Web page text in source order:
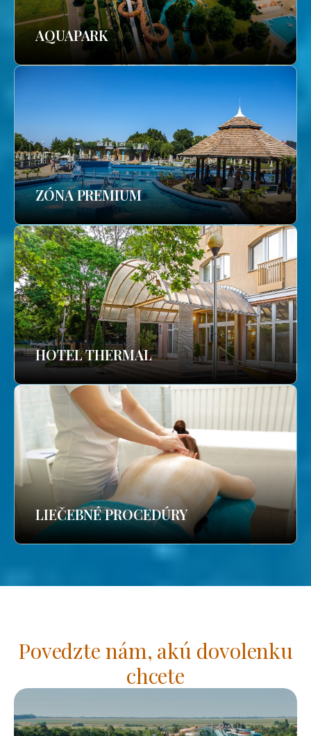
AQUAPARK
ZÓNA PREMIUM
HOTEL THERMAL
LIEČEBNÉ PROCEDÚRY
Povedzte nám, akú dovolenku
chcete